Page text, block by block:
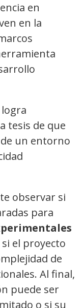
en
en la
logra
tesis de que
un entorno
observar si
para
si el proyecto
de
Al final,
puede ser
o si su